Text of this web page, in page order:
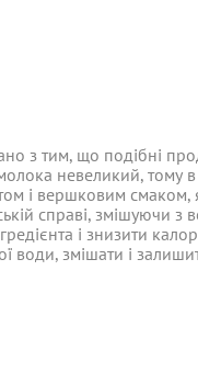
з тим, що подібні
невеликий, тому в
і знизити
змішати і
Замовлення
до середи
з тим, що подібні
невеликий, тому
і вершковим смаком,
справі, змішуючи з
і знизити
змішати і